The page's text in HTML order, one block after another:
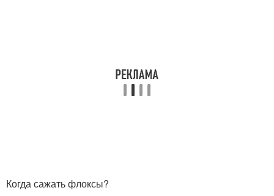
Когда сажать флоксы?